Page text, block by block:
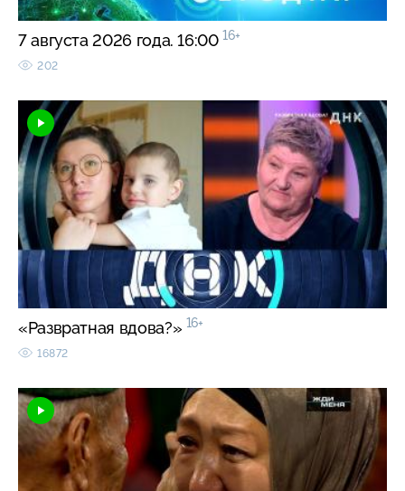
7 августа 2026 года. 16:00 16+
202
«Развратная вдова?» 16+
16872